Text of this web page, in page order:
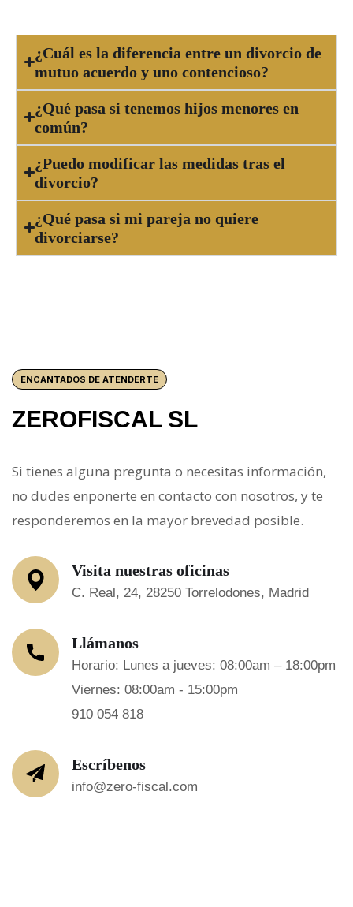
¿Cuál es la diferencia entre un divorcio de
mutuo acuerdo y uno contencioso?
¿Qué pasa si tenemos hijos menores en
común?
¿Puedo modificar las medidas tras el
divorcio?
¿Qué pasa si mi pareja no quiere
divorciarse?
ENCANTADOS DE ATENDERTE
ZEROFISCAL SL
Si tienes alguna pregunta o necesitas información,
no dudes enponerte en contacto con nosotros, y te
responderemos en la mayor brevedad posible.
Visita nuestras oficinas
C. Real, 24, 28250 Torrelodones, Madrid
Llámanos
Horario: Lunes a jueves: 08:00am – 18:00pm
Viernes: 08:00am - 15:00pm
910 054 818
Escríbenos
info@zero-fiscal.com